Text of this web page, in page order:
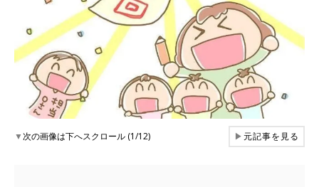
▼次の画像は下へスクロール (1/12) ▶元記事を見る